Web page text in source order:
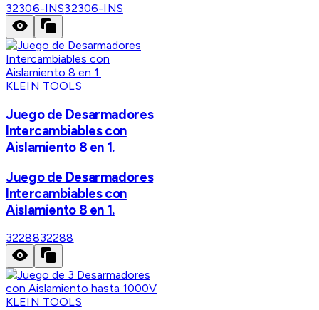
32306-INS32306-INS
KLEIN TOOLS
Juego de Desarmadores
Intercambiables con
Aislamiento 8 en 1.
Juego de Desarmadores
Intercambiables con
Aislamiento 8 en 1.
3228832288
KLEIN TOOLS